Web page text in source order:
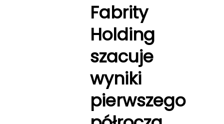
Fabrity
Holding
szacuje
wyniki
pierwszego